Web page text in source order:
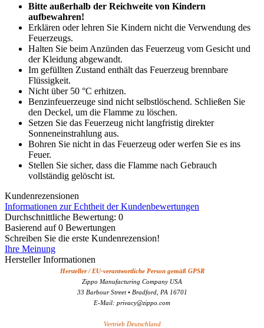
Bitte außerhalb der Reichweite von Kindern
aufbewahren!
Erklären oder lehren Sie Kindern nicht die Verwendung des
Feuerzeugs.
Halten Sie beim Anzünden das Feuerzeug vom Gesicht und
der Kleidung abgewandt.
Im gefüllten Zustand enthält das Feuerzeug brennbare
Flüssigkeit.
Nicht über 50 °C erhitzen.
Benzinfeuerzeuge sind nicht selbstlöschend. Schließen Sie
den Deckel, um die Flamme zu löschen.
Setzen Sie das Feuerzeug nicht langfristig direkter
Sonneneinstrahlung aus.
Bohren Sie nicht in das Feuerzeug oder werfen Sie es ins
Feuer.
Stellen Sie sicher, dass die Flamme nach Gebrauch
vollständig gelöscht ist.
Kundenrezensionen
Informationen zur Echtheit der Kundenbewertungen
Durchschnittliche Bewertung: 0
Basierend auf 0 Bewertungen
Schreiben Sie die erste Kundenrezension!
Ihre Meinung
Hersteller Informationen
Hersteller / EU-verantwortliche Person gemäß GPSR
Zippo Manufacturing Company USA
33 Barbour Street • Bradford, PA 16701
E-Mail: privacy@zippo.com
Vertrieb Deutschland